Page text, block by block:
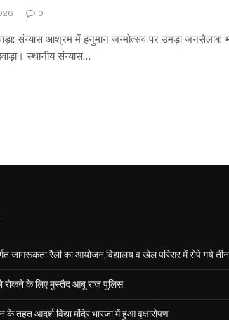
0
संन्यास आश्रम में हनुमान जन्मोत्सव पर उमड़ा जनसैलाब;
स्थानीय संन्यास…
जागरूकता रैली का आयोजन,विद्यालय व खेल परिसर में रोपे गये तीन
रोकने के लिए मुस्तैद आबू राज पुलिस
के तहत आदर्श विद्या मंदिर भारजा में हुआ वृक्षारोपण